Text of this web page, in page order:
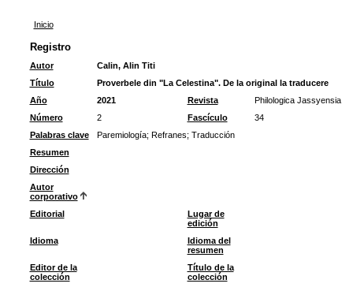
Inicio
Registro
Autor
Calin, Alin Titi
Título
Proverbele din "La Celestina". De la original la traducere
Año
2021 Revista
Philologica Jassyensia
Número
2 Fascículo
34
Palabras clave
Paremiología; Refranes; Traducción
Resumen
Dirección
Autor
corporativo
Editorial
Lugar de
edición
Idioma
Idioma del
resumen
Editor de la
colección
Título de la
colección